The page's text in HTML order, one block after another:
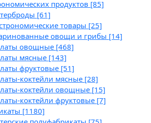
продуктов [85]
[61]
товары [25]
овощи и грибы [14]
овощные [468]
мясные [143]
фруктовые [51]
коктейли мясные [28]
коктейли овощные [15]
коктейли фруктовые [7]
[1180]